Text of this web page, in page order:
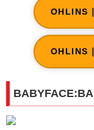
OHLINS
OHLINS